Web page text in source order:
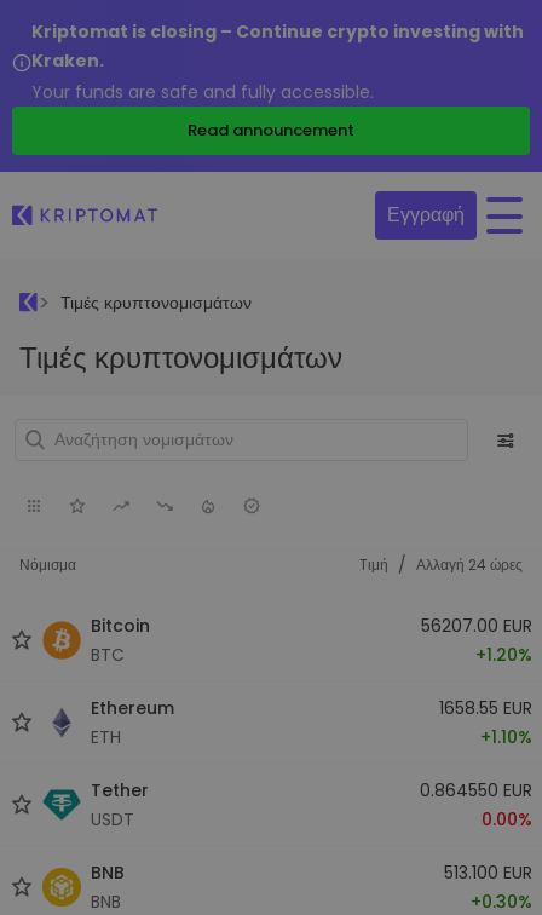
Kriptomat is closing – Continue crypto investing with
Kraken.
Your funds are safe and fully accessible.
Read announcement
Εγγραφή
Τιμές κρυπτονομισμάτων
Τιμές κρυπτονομισμάτων
Νόμισμα Tιμή / Αλλαγή 24 ώρες
Bitcoin
BTC
56207.00 EUR
+1.20%
Ethereum
ETH
1658.55 EUR
+1.10%
Tether
USDT
0.864550 EUR
0.00%
BNB
BNB
513.100 EUR
+0.30%